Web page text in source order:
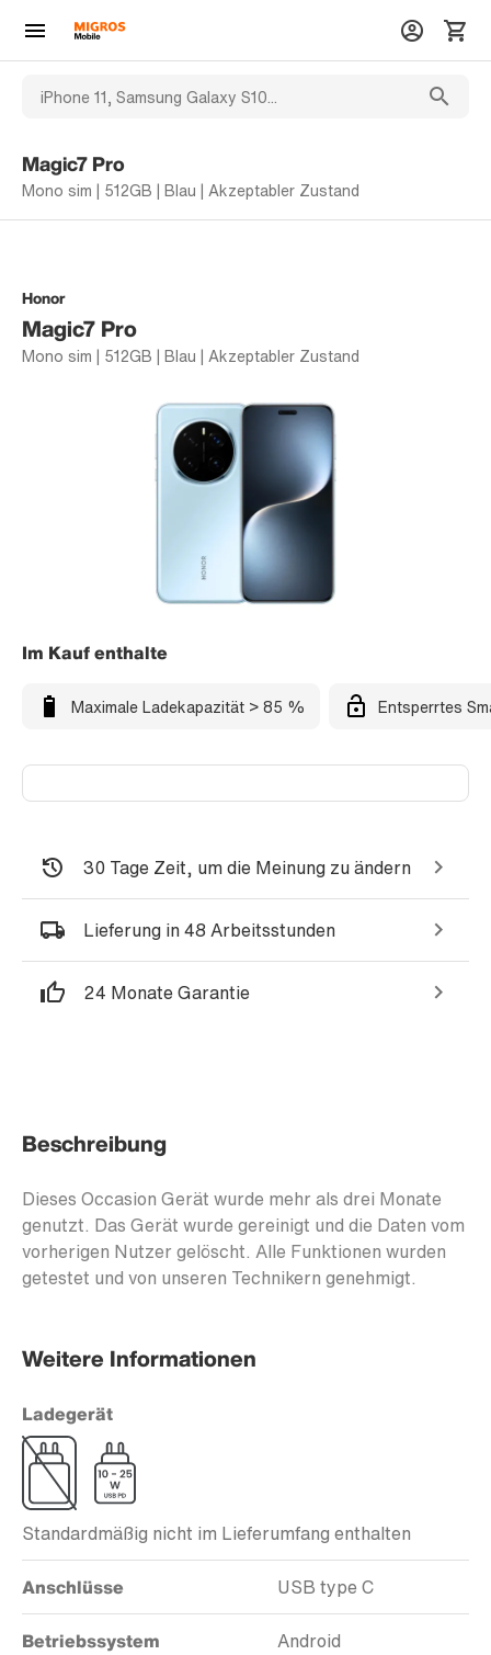
Magic7 Pro
Mono sim | 512GB | Blau | Akzeptabler Zustand
Honor
Magic7 Pro
Mono sim | 512GB | Blau | Akzeptabler Zustand
Im Kauf enthalte
Maximale Ladekapazität > 85 % Entsperrtes
30 Tage Zeit, um die Meinung zu ändern
Lieferung in 48 Arbeitsstunden
24 Monate Garantie
Beschreibung
Dieses Occasion Gerät wurde mehr als drei Monate
genutzt. Das Gerät wurde gereinigt und die Daten vom
vorherigen Nutzer gelöscht. Alle Funktionen wurden
getestet und von unseren Technikern genehmigt.
Weitere Informationen
Ladegerät
Standardmäßig nicht im Lieferumfang enthalten
Anschlüsse USB type C
Betriebssystem Android